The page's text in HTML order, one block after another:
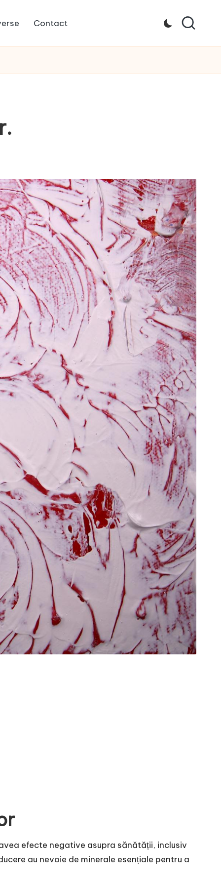
Contact
efecte negative asupra sănătății, inclusiv
au nevoie de minerale esențiale pentru a